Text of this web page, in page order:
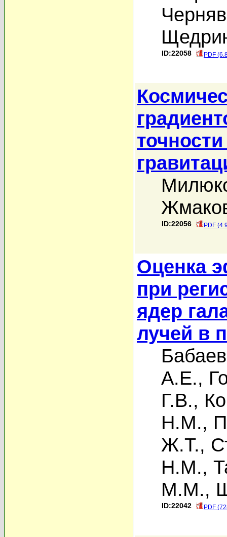
ID:22058 PDF
ID:22056 PDF
Оценка
при
ядер
лучей в
А.Е.,
Г.В.,
Н.М.,
Ж.Т.,
Н.М.,
М.М.,
ID:22042 PDF